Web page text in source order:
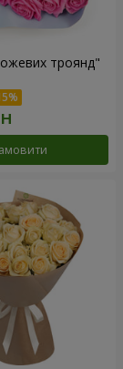
троянд"